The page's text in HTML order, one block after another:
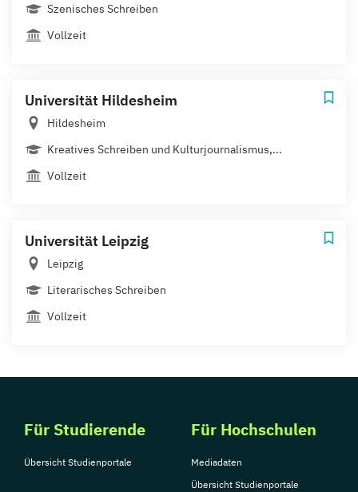
Szenisches Schreiben
Vollzeit
Universität Hildesheim
Hildesheim
Kreatives Schreiben und Kulturjournalismus,...
Vollzeit
Universität Leipzig
Leipzig
Literarisches Schreiben
Vollzeit
Für Studierende
Übersicht Studienportale
Für Hochschulen
Mediadaten
Übersicht Studienportale